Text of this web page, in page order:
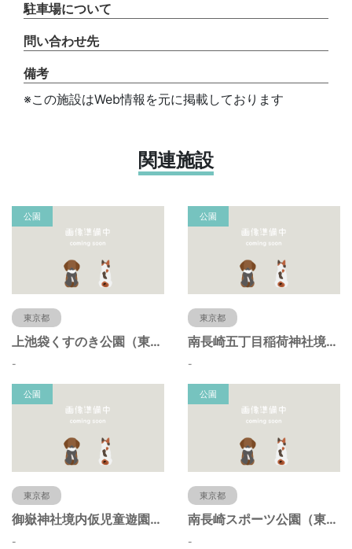
駐車場について
問い合わせ先
備考
※この施設はWeb情報を元に掲載しております
関連施設
公園
東京都
上池袋くすのき公園（東京都豊島区）
-
公園
東京都
南長崎五丁目稲荷神社境内仮児童遊園（東京都豊島区）
-
公園
東京都
御嶽神社境内仮児童遊園（東京都豊島区）
-
公園
東京都
南長崎スポーツ公園（東京都豊島区）
-